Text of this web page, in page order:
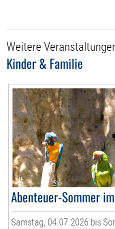
Weitere
Kinder & Familie
Abenteuer-Sommer
Samstag, 04.07.2026 bis